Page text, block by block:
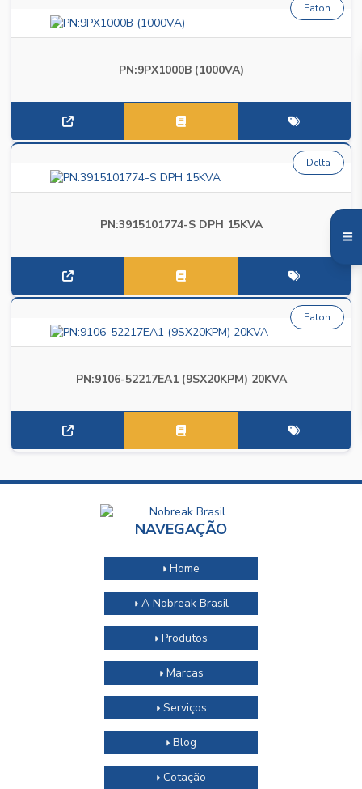
PN:9PX1000B (1000VA)
Eaton
PN:3915101774-S DPH 15KVA
Delta
PN:9106-52217EA1 (9SX20KPM) 20KVA
Eaton
NAVEGAÇÃO
Home
A Nobreak Brasil
Produtos
Marcas
Serviços
Blog
Cotação